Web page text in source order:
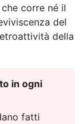
corre né il
del
della
in ogni
fatti